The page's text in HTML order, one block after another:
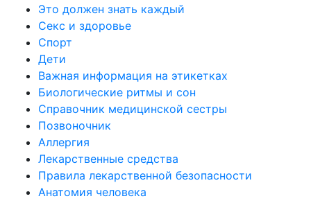
Это должен знать каждый
Секс и здоровье
Спорт
Дети
Важная информация на этикетках
Биологические ритмы и сон
Справочник медицинской сестры
Позвоночник
Аллергия
Лекарственные средства
Правила лекарственной безопасности
Aнатомия человека